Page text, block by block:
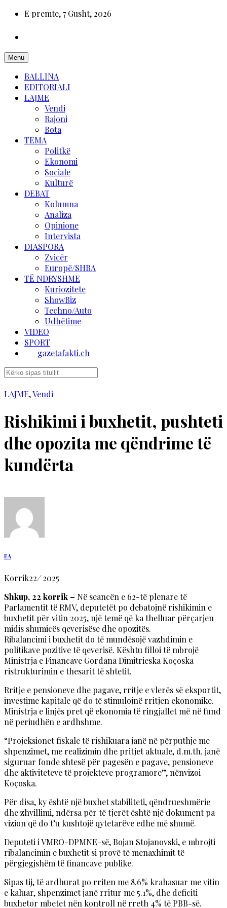
E premte, 7 Gusht, 2026
Menu
BALLINA
EDITORIALI
LAJME
Vendi
Rajoni
Bota
TEMA
Politkë
Ekonomi
Sociale
Kulturë
DEBAT
Kolumna
Analiza
Opinione
Intervista
DIASPORA
Zvicër
Europë/SHBA
TË NDRYSHME
Kuriozitete
ShowBiz
Techno/Auto
Udhëtime
VIDEO
SPORT
gazetafakti.ch
LAJME,Vendi
Rishikimi i buxhetit, pushteti
dhe opozita me qëndrime të
kundërta
EA
Korrik22/2025
Shkup, 22 korrik – Në seancën e 62-të plenare të
Parlamentit të RMV, deputetët po debatojnë rishikimin e
buxhetit për vitin 2025, një temë që ka thelluar përçarjen
midis shumicës qeverisëse dhe opozitës.
Ribalancimi i buxhetit do të mundësojë vazhdimin e
politikave pozitive të qeverisë. Kështu filloi të mbrojë
Ministrja e Financave Gordana Dimitrieska Koçoska
ristrukturimin e thesarit të shtetit.
Rritje e pensioneve dhe pagave, rritje e vlerës së eksportit,
investime kapitale që do të stimulojnë rritjen ekonomike.
Ministrja e linjës pret që ekonomia të ringjallet më në fund
në periudhën e ardhshme.
“Projeksionet fiskale të rishikuara janë në përputhje me
shpenzimet, me realizimin dhe pritjet aktuale, d.m.th. janë
siguruar fonde shtesë për pagesën e pagave, pensioneve
dhe aktiviteteve të projekteve programore”, nënvizoi
Koçoska.
Për disa, ky është një buxhet stabiliteti, qëndrueshmërie
dhe zhvillimi, ndërsa për të tjerët është një dokument pa
vizion që do t’u kushtojë qytetarëve edhe më shumë.
Deputeti i VMRO-DPMNE-së, Bojan Stojanovski, e mbrojti
ribalancimin e buxhetit si provë të menaxhimit të
përgjegjshëm të financave publike.
Sipas tij, të ardhurat po rriten me 8.6% krahasuar me vitin
e kaluar, shpenzimet janë rritur me 5.1%, dhe deficiti
buxhetor mbetet nën kontroll në rreth 4% të PBB-së.